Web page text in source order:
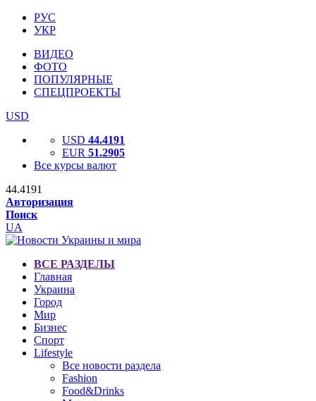
РУС
УКР
ВИДЕО
ФОТО
ПОПУЛЯРНЫЕ
СПЕЦПРОЕКТЫ
USD
USD 44.4191
EUR 51.2905
Все курсы валют
44.4191
Авторизация
Поиск
UA
ВСЕ РАЗДЕЛЫ
Главная
Украина
Город
Мир
Бизнес
Спорт
Lifestyle
Все новости раздела
Fashion
Food&Drinks